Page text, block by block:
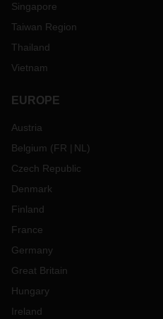
Singapore
Taiwan Region
Thailand
Vietnam
EUROPE
Austria
Belgium (FR NL )
Czech Republic
Denmark
Finland
France
Germany
Great Britain
Hungary
Ireland